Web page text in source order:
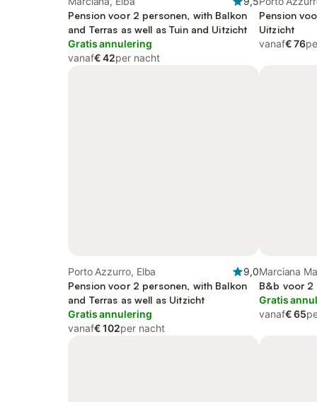
Pension voor 2 personen, with Balkon
and Terras as well as Tuin and Uitzicht
Gratis annulering
vanaf€ 42per nacht
Pension
Uitzicht
vanaf€ 76
Porto Azzurro, Elba
9,0
Pension voor 2 personen, with Balkon
and Terras as well as Uitzicht
Gratis annulering
vanaf€ 102per nacht
Marciana
B&b voor 2
Gratis
vanaf€ 65